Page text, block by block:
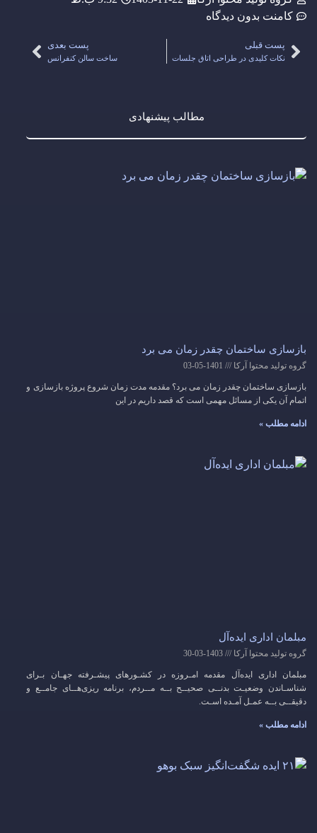
کامنت بدون دیدگاه
پست قبلی
نکات کلیدی در طراحی اتاق جلسات
پست بعدی
ساخت سالن کنفرانس
مطالب پیشنهادی
بازسازی ساختمان چقدر زمان می برد
گروه تولید محتوا آرکا
بازسازی ساختمان چقدر زمان می برد؟ مقدمه مدت زمان شروع پروژه بازسازی و
اتمام آن یکی از مسائل مهمی است که قصد داریم در این
ادامه مطلب »
مبلمان اداری ایده‌آل
گروه تولید محتوا آرکا
مبلمان اداری ایده‌آل مقدمه امـروزه در کشـورهای پیشـرفته جهـان بـرای
شناسـاندن وضعیـت بدنــی صحیــح بــه مــردم، برنامه ریزی‌هــای جامــع و
دقیقــی بــه عمـل آمـده اسـت.
ادامه مطلب »